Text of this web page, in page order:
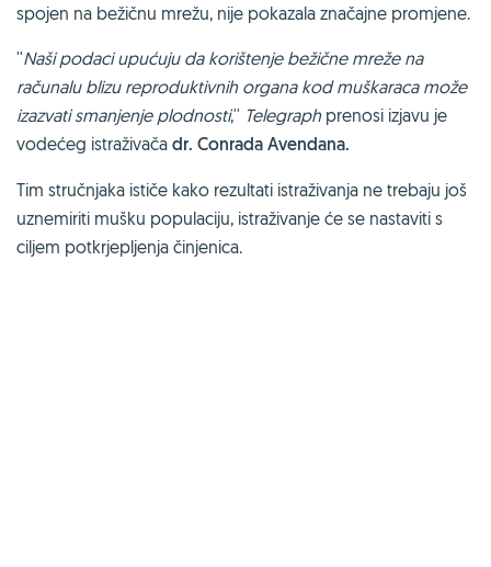
spojen na bežičnu mrežu, nije pokazala značajne promjene.
''Naši podaci upućuju da korištenje bežične mreže na
računalu blizu reproduktivnih organa kod muškaraca može
izazvati smanjenje plodnosti,'' Telegraphprenosi izjavu je
vodećeg istraživača dr. Conrada Avendana.
Tim stručnjaka ističe kako rezultati istraživanja ne trebaju još
uznemiriti mušku populaciju, istraživanje će se nastaviti s
ciljem potkrjepljenja činjenica.